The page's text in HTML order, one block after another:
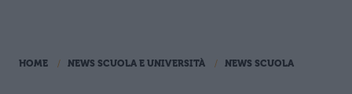
HOME NEWS SCUOLA E UNIVERSITÀ NEWS SCUOLA